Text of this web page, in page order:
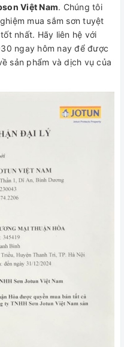
Việt Nam. Chúng tôi
mua sắm sơn tuyệt
nhất. Hãy liên hệ với
ngay hôm nay để được
sản phẩm và dịch vụ của